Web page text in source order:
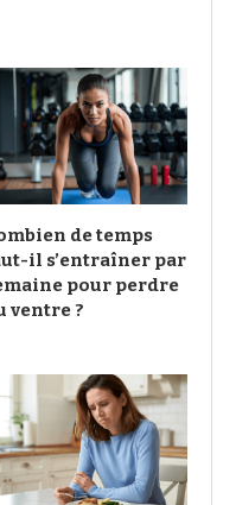
de temps
il s’entraîner par
pour perdre
ventre ?